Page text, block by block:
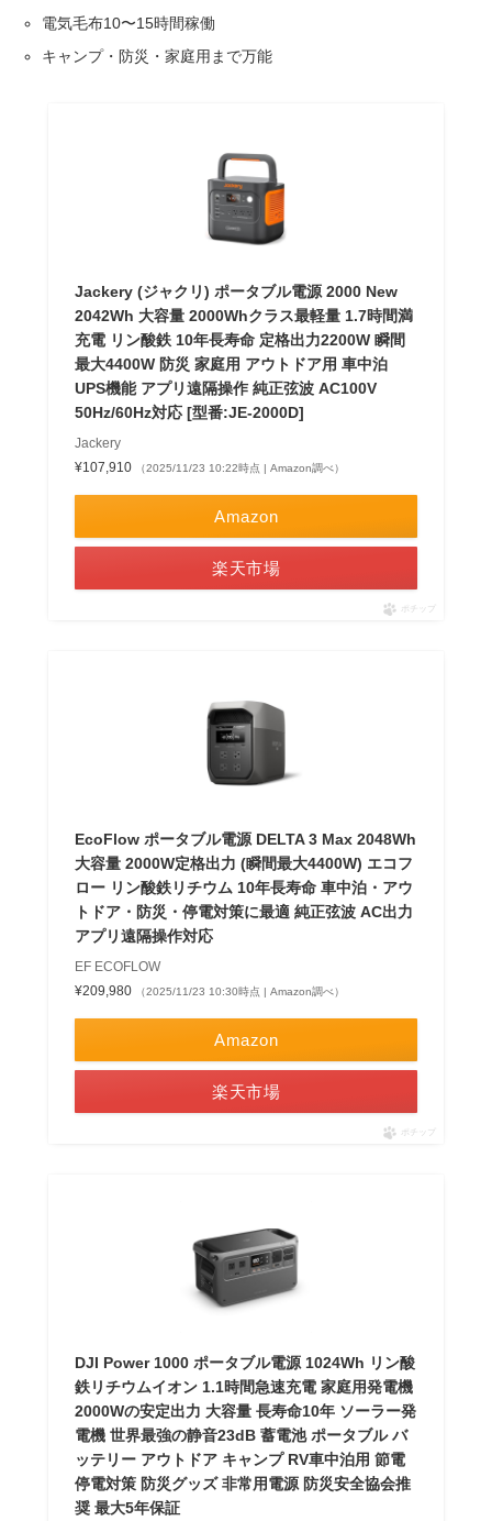
電気毛布10〜15時間稼働
キャンプ・防災・家庭用まで万能
Jackery (ジャクリ) ポータブル電源 2000 New
2042Wh 大容量 2000Whクラス最軽量 1.7時間満
充電 リン酸鉄 10年長寿命 定格出力2200W 瞬間
最大4400W 防災 家庭用 アウトドア用 車中泊
UPS機能 アプリ遠隔操作 純正弦波 AC100V
50Hz/60Hz対応 [型番:JE-2000D]
Jackery
¥107,910
（2025/11/23 10:22時点 | Amazon調べ）
Amazon
楽天市場
ポチップ
EcoFlow ポータブル電源 DELTA 3 Max 2048Wh
大容量 2000W定格出力 (瞬間最大4400W) エコフ
ロー リン酸鉄リチウム 10年長寿命 車中泊・アウ
トドア・防災・停電対策に最適 純正弦波 AC出力
アプリ遠隔操作対応
EF ECOFLOW
¥209,980
（2025/11/23 10:30時点 | Amazon調べ）
Amazon
楽天市場
ポチップ
DJI Power 1000 ポータブル電源 1024Wh リン酸
鉄リチウムイオン 1.1時間急速充電 家庭用発電機
2000Wの安定出力 大容量 長寿命10年 ソーラー発
電機 世界最強の静音23dB 蓄電池 ポータブル バ
ッテリー アウトドア キャンプ RV車中泊用 節電
停電対策 防災グッズ 非常用電源 防災安全協会推
奨 最大5年保証